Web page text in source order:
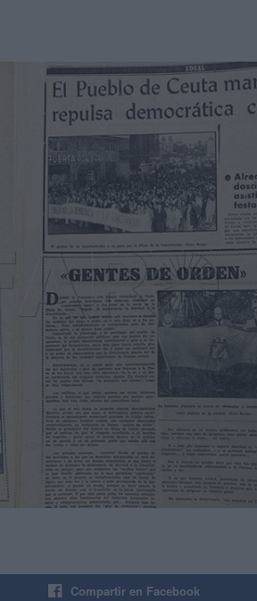
Compartir en Facebook